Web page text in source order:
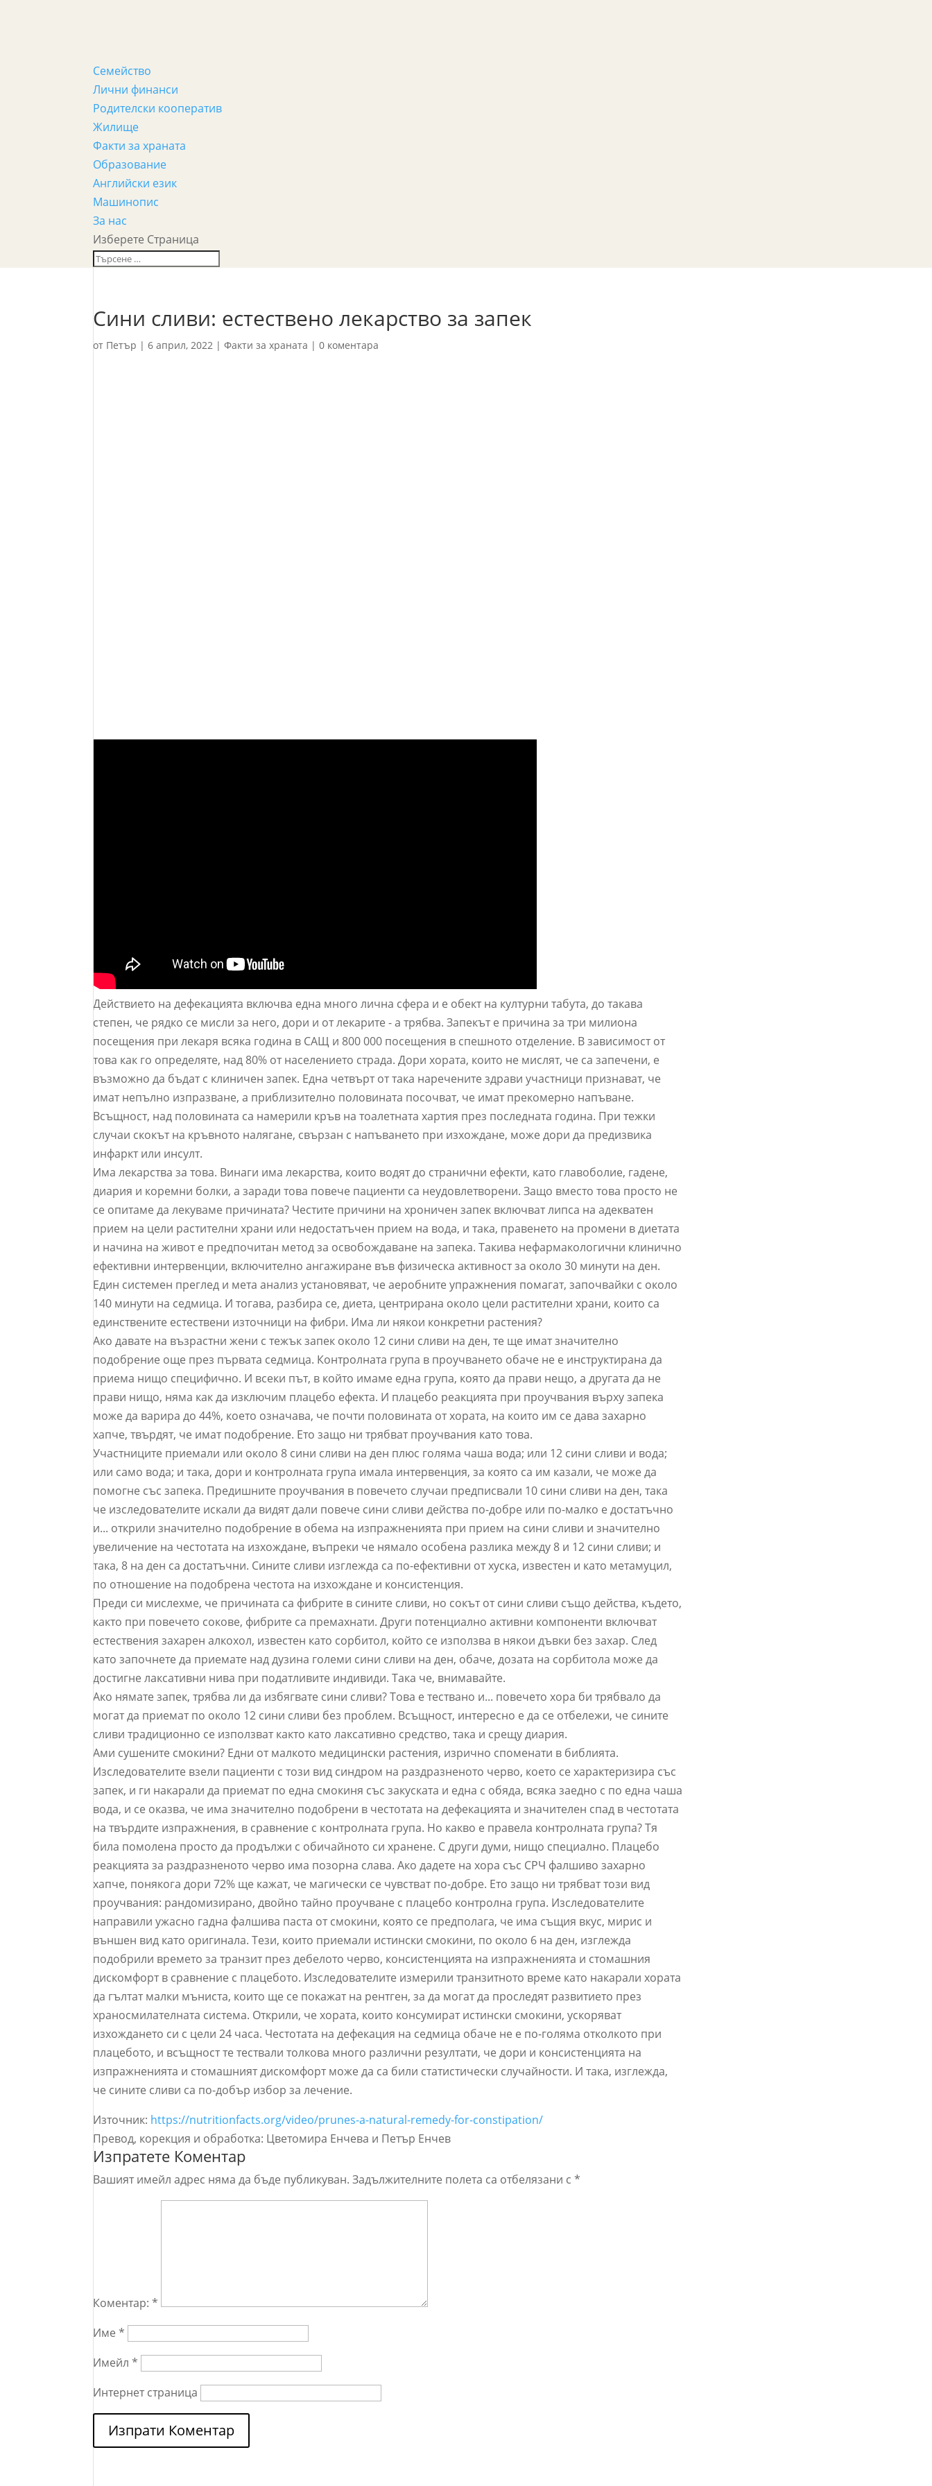
Семейство
Лични финанси
Родителски кооператив
Жилище
Факти за храната
Образование
Английски език
Машинопис
За нас
Изберете Страница
Сини сливи: естествено лекарство за запек
от Петър |6 април, 2022 |Факти за храната |0 коментара
Действието на дефекацията включва една много лична сфера и е обект на културни табута, до такава
степен, че рядко се мисли за него, дори и от лекарите - а трябва. Запекът е причина за три милиона
посещения при лекаря всяка година в САЩ и 800 000 посещения в спешното отделение. В зависимост от
това как го определяте, над 80% от населението страда. Дори хората, които не мислят, че са запечени, е
възможно да бъдат с клиничен запек. Една четвърт от така наречените здрави участници признават, че
имат непълно изпразване, а приблизително половината посочват, че имат прекомерно напъване.
Всъщност, над половината са намерили кръв на тоалетната хартия през последната година. При тежки
случаи скокът на кръвното налягане, свързан с напъването при изхождане, може дори да предизвика
инфаркт или инсулт.
Има лекарства за това. Винаги има лекарства, които водят до странични ефекти, като главоболие, гадене,
диария и коремни болки, а заради това повече пациенти са неудовлетворени. Защо вместо това просто не
се опитаме да лекуваме причината? Честите причини на хроничен запек включват липса на адекватен
прием на цели растителни храни или недостатъчен прием на вода, и така, правенето на промени в диетата
и начина на живот е предпочитан метод за освобождаване на запека. Такива нефармакологични клинично
ефективни интервенции, включително ангажиране във физическа активност за около 30 минути на ден.
Един системен преглед и мета анализ установяват, че аеробните упражнения помагат, започвайки с около
140 минути на седмица. И тогава, разбира се, диета, центрирана около цели растителни храни, които са
единствените естествени източници на фибри. Има ли някои конкретни растения?
Ако давате на възрастни жени с тежък запек около 12 сини сливи на ден, те ще имат значително
подобрение още през първата седмица. Контролната група в проучването обаче не е инструктирана да
приема нищо специфично. И всеки път, в който имаме една група, която да прави нещо, а другата да не
прави нищо, няма как да изключим плацебо ефекта. И плацебо реакцията при проучвания върху запека
може да варира до 44%, което означава, че почти половината от хората, на които им се дава захарно
хапче, твърдят, че имат подобрение. Ето защо ни трябват проучвания като това.
Участниците приемали или около 8 сини сливи на ден плюс голяма чаша вода; или 12 сини сливи и вода;
или само вода; и така, дори и контролната група имала интервенция, за която са им казали, че може да
помогне със запека. Предишните проучвания в повечето случаи предписвали 10 сини сливи на ден, така
че изследователите искали да видят дали повече сини сливи действа по-добре или по-малко е достатъчно
и... открили значително подобрение в обема на изпражненията при прием на сини сливи и значително
увеличение на честотата на изхождане, въпреки че нямало особена разлика между 8 и 12 сини сливи; и
така, 8 на ден са достатъчни. Сините сливи изглежда са по-ефективни от хуска, известен и като метамуцил,
по отношение на подобрена честота на изхождане и консистенция.
Преди си мислехме, че причината са фибрите в сините сливи, но сокът от сини сливи също действа, където,
както при повечето сокове, фибрите са премахнати. Други потенциално активни компоненти включват
естествения захарен алкохол, известен като сорбитол, който се използва в някои дъвки без захар. След
като започнете да приемате над дузина големи сини сливи на ден, обаче, дозата на сорбитола може да
достигне лаксативни нива при податливите индивиди. Така че, внимавайте.
Ако нямате запек, трябва ли да избягвате сини сливи? Това е тествано и... повечето хора би трябвало да
могат да приемат по около 12 сини сливи без проблем. Всъщност, интересно е да се отбележи, че сините
сливи традиционно се използват както като лаксативно средство, така и срещу диария.
Ами сушените смокини? Едни от малкото медицински растения, изрично споменати в библията.
Изследователите взели пациенти с този вид синдром на раздразненото черво, което се характеризира със
запек, и ги накарали да приемат по една смокиня със закуската и една с обяда, всяка заедно с по една чаша
вода, и се оказва, че има значително подобрени в честотата на дефекацията и значителен спад в честотата
на твърдите изпражнения, в сравнение с контролната група. Но какво е правела контролната група? Тя
била помолена просто да продължи с обичайното си хранене. С други думи, нищо специално. Плацебо
реакцията за раздразненото черво има позорна слава. Ако дадете на хора със СРЧ фалшиво захарно
хапче, понякога дори 72% ще кажат, че магически се чувстват по-добре. Ето защо ни трябват този вид
проучвания: рандомизирано, двойно тайно проучване с плацебо контролна група. Изследователите
направили ужасно гадна фалшива паста от смокини, която се предполага, че има същия вкус, мирис и
външен вид като оригинала. Тези, които приемали истински смокини, по около 6 на ден, изглежда
подобрили времето за транзит през дебелото черво, консистенцията на изпражненията и стомашния
дискомфорт в сравнение с плацебото. Изследователите измерили транзитното време като накарали хората
да гълтат малки мъниста, които ще се покажат на рентген, за да могат да проследят развитието през
храносмилателната система. Открили, че хората, които консумират истински смокини, ускоряват
изхождането си с цели 24 часа. Честотата на дефекация на седмица обаче не е по-голяма отколкото при
плацебото, и всъщност те тествали толкова много различни резултати, че дори и консистенцията на
изпражненията и стомашният дискомфорт може да са били статистически случайности. И така, изглежда,
че сините сливи са по-добър избор за лечение.
Източник: https://nutritionfacts.org/video/prunes-a-natural-remedy-for-constipation/
Превод, корекция и обработка: Цветомира Енчева и Петър Енчев
Изпратете Коментар
Вашият имейл адрес няма да бъде публикуван. Задължителните полета са отбелязани с*
Коментар:*
Име*
Имейл*
Интернет страница